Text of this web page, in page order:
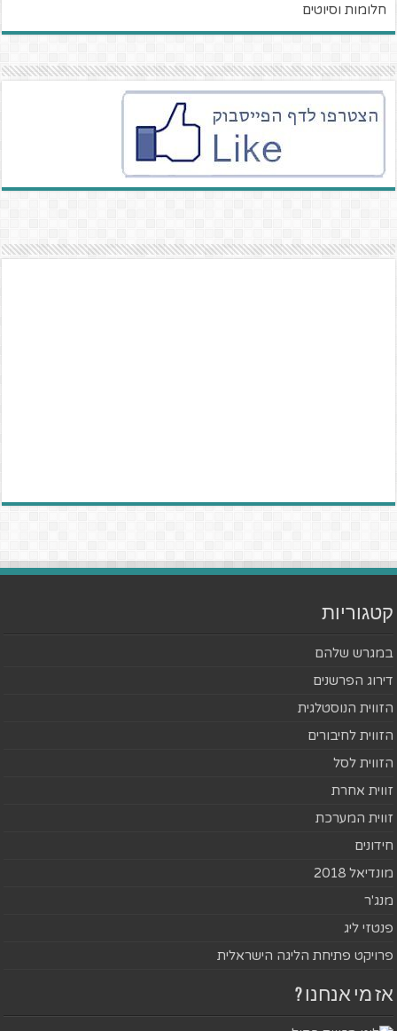
חלומות וסיוטים
קטגוריות
במגרש שלהם
דירוג הפרשנים
הזווית הנוסטלגית
הזווית לחיבורים
הזווית לסל
זווית אחרת
זווית המערכת
חידונים
מונדיאל 2018
מנג'ר
פנטזי ליג
פרויקט פתיחת הליגה הישראלית
אז מי אנחנו ?